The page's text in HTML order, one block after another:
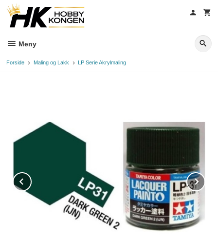
innholdet
Meny
Forside Maling og Lakk LP Serie Akrylmaling
Prev